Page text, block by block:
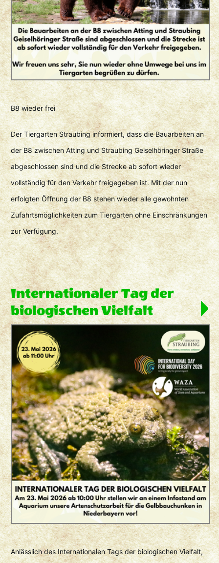
B8 wieder frei
Der Tiergarten Straubing informiert, dass die Bauarbeiten an
der B8 zwischen Atting und Straubing Geiselhöringer Straße
abgeschlossen sind und die Strecke ab sofort wieder
vollständig für den Verkehr freigegeben ist. Mit der nun
erfolgten Öffnung der B8 stehen wieder alle gewohnten
Zufahrtsmöglichkeiten zum Tiergarten ohne Einschränkungen
zur Verfügung.
Internationaler Tag der
biologischen Vielfalt
Anlässlich des Internationalen Tags der biologischen Vielfalt,